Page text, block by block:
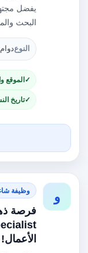
يفضل
البحث
النوع
الموقع
تاريخ
و وظيفة
الأعمال!